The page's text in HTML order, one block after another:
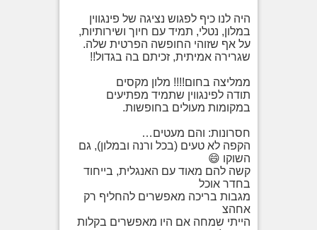
היה לנו כיף לפגוש נציגה של פינגווין
במלון, נטלי, תמיד עם חיוך ושירותיות,
על אף שזוהי החופשה הפרטית שלה.
שגרירה אמיתית, זכיתם בה בגדול!!
ממליצה בחום!!!! מלון מקסים
תודה לפינגווין שתמיד מפתיעים
במקומות מעולים בחופשות.
חסרונות: והם מעטים…
הקפה לא טעים (בכל ורנה ובמלון), גם
השוקו 😄
קשה להם מאוד עם האנגלית, בייחוד
בחדר אוכל
מגבות בריכה מאפשרים להחליף רק
אחהצ
הייתי שמחה אם היו מאפשרים בקלות